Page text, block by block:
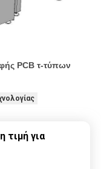
PCB τ-τύπων
τιμή για